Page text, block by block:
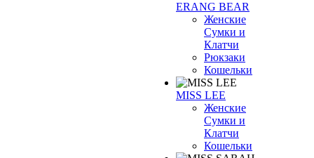
ERANG BEAR
Женские
Сумки и
Клатчи
Рюкзаки
Кошельки
MISS LEE
Женские
Сумки и
Клатчи
Кошельки